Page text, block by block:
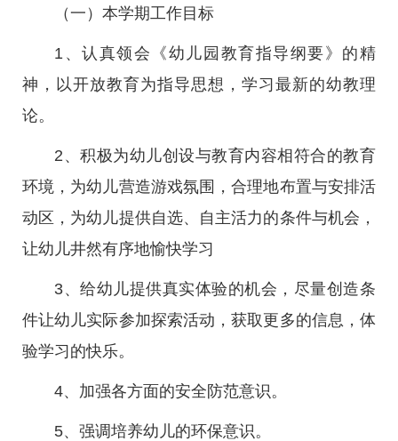
（一）本学期工作目标
1、认真领会《幼儿园教育指导纲要》的精
神，以开放教育为指导思想，学习最新的幼教理
论。
2、积极为幼儿创设与教育内容相符合的教育
环境，为幼儿营造游戏氛围，合理地布置与安排活
动区，为幼儿提供自选、自主活力的条件与机会，
让幼儿井然有序地愉快学习
3、给幼儿提供真实体验的机会，尽量创造条
件让幼儿实际参加探索活动，获取更多的信息，体
验学习的快乐。
4、加强各方面的安全防范意识。
5、强调培养幼儿的环保意识。